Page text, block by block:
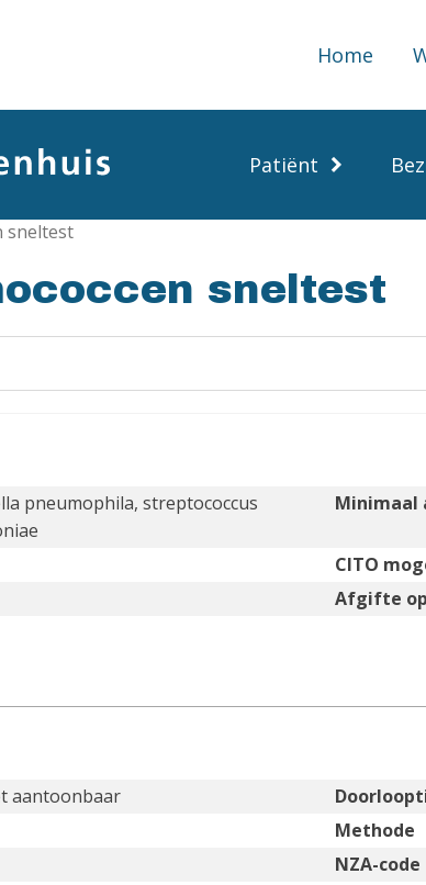
Home
Patiënt
sneltest
sneltest
pneumophila, streptococcus
Minimaal
CITO
Afgifte
aantoonbaar
Methode
NZA-code